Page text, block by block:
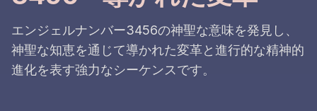
エンジェルナンバー3456の神聖な意味を発見し、
神聖な知恵を通じて導かれた変革と進行的な精神的
進化を表す強力なシーケンスです。